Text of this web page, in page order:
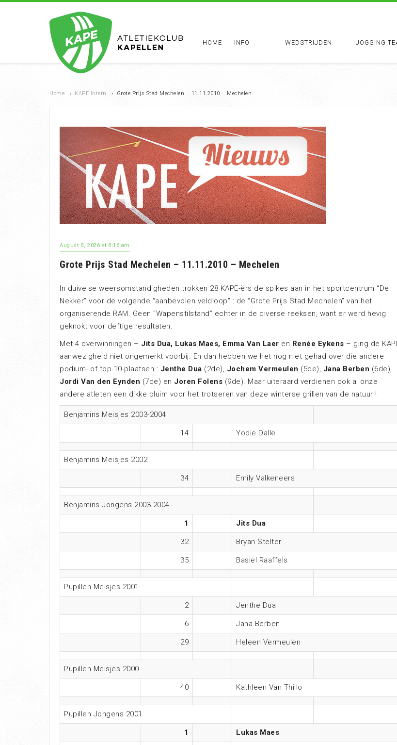
HOME INFO WEDSTRIJDEN JOGGING
Home › KAPE Intern › Grote Prijs Stad Mechelen – 11.11.2010 – Mechelen
August 8, 2026 at 8:16 am
Grote Prijs Stad Mechelen – 11.11.2010 – Mechelen
In duivelse weersomstandigheden trokken 28 KAPE-ërs de spikes aan in het sportcentrum “De
Nekker” voor de volgende “aanbevolen veldloop” : de “Grote Prijs Stad Mechelen” van het
organiserende RAM. Geen “Wapenstilstand” echter in de diverse reeksen, want er werd hevig
geknokt voor deftige resultaten.
Met 4 overwinningen – Jits Dua, Lukas Maes, Emma Van Laer en Renée Eykens – ging de
aanwezigheid niet ongemerkt voorbij. En dan hebben we het nog niet gehad over die andere
podium- of top-10-plaatsen : Jenthe Dua (2de), Jochem Vermeulen (5de), Jana Berben (6de),
Jordi Van den Eynden (7de) en Joren Folens (9de). Maar uiteraard verdienen ook al onze
andere atleten een dikke pluim voor het trotseren van deze winterse grillen van de natuur !
Benjamins Meisjes 2003-2004
14 Yodie Dalle
Benjamins Meisjes 2002
34 Emily Valkeneers
Benjamins Jongens 2003-2004
1 Jits Dua
32 Bryan Stelter
35 Basiel Raaffels
Pupillen Meisjes 2001
2 Jenthe Dua
6 Jana Berben
29 Heleen Vermeulen
Pupillen Meisjes 2000
40 Kathleen Van Thillo
Pupillen Jongens 2001
1 Lukas Maes